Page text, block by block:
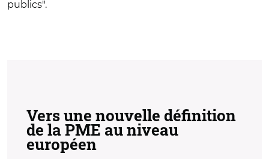
publics".
Vers une nouvelle définition
de la PME au niveau
européen